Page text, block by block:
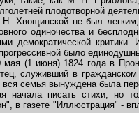
плодотворной
Хвощинской не был
одиночества и
демократической
было
(1 июня) 1824 года в
служивший в
семья вынуждена была
писать стихи, но
в газете "Иллюстрация" -